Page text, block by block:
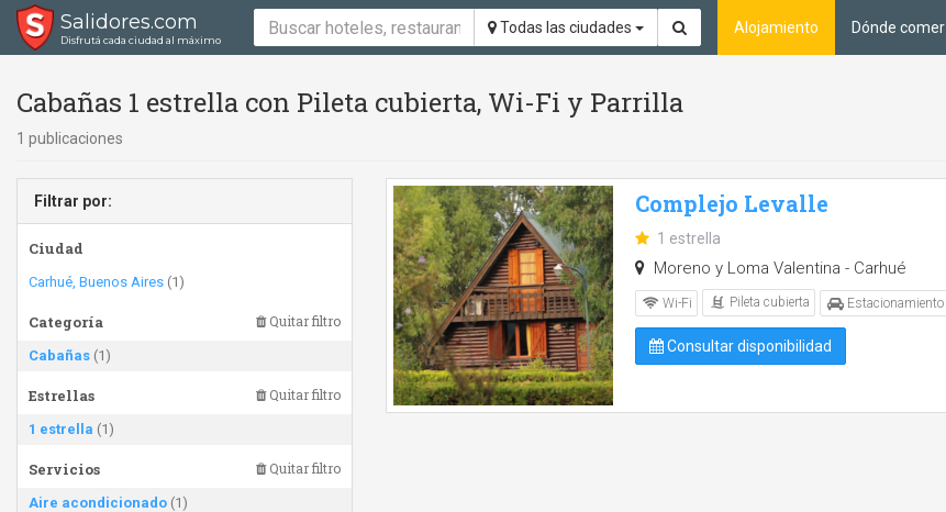
Salidores.com
Disfrutá cada ciudad al máximo
Todas las ciudades Alojamiento Dónde comer
Cabañas 1 estrella con Pileta cubierta, Wi-Fi y Parrilla
1 publicaciones
Filtrar por:
Ciudad
Carhué, Buenos Aires (1)
Categoría Quitar filtro
Cabañas (1)
Estrellas Quitar filtro
1 estrella (1)
Servicios Quitar filtro
Aire acondicionado (1)
Complejo Levalle
1 estrella
Moreno y Loma Valentina - Carhué
Wi-Fi Pileta cubierta Estacionamiento
Consultar disponibilidad